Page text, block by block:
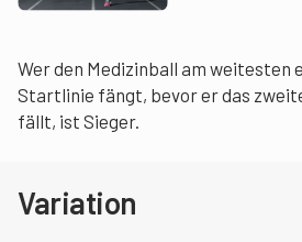
Wer den Medizinball am weitesten
Startlinie fängt, bevor er das
fällt, ist Sieger.
Variation